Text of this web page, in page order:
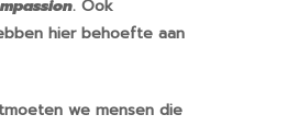
. Ook
hier behoefte aan
we mensen die